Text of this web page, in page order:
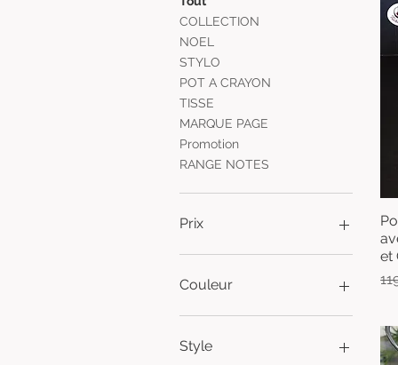
COLLECTION
NOEL
STYLO
POT A CRAYON
TISSE
MARQUE PAGE
Promotion
RANGE NOTES
Prix
30 €
Couleur
Style
et